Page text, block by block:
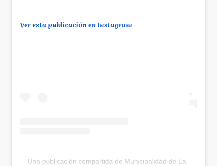
Ver esta publicación en Instagram
Una publicación compartida de Municipalidad de La